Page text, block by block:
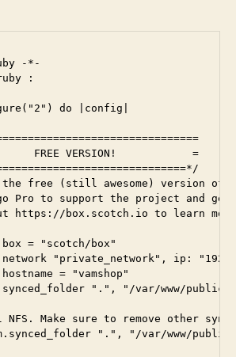
-*-
:
do |config|
FREE VERSION!            =
free (still awesome) version of
Pro to support the project and get
https://box.scotch.io to learn
= "scotch/box"
"private_network", ip:
= "vamshop"
".", "/var/www/
NFS. Make sure to remove other
".", "/var/www/